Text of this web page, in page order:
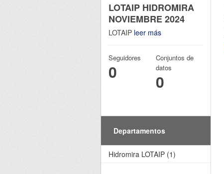
LOTAIP HIDROMIRA
NOVIEMBRE 2024
LOTAIP leer más
Seguidores
0
Conjuntos de
datos
0
Departamentos
Hidromira LOTAIP (1)